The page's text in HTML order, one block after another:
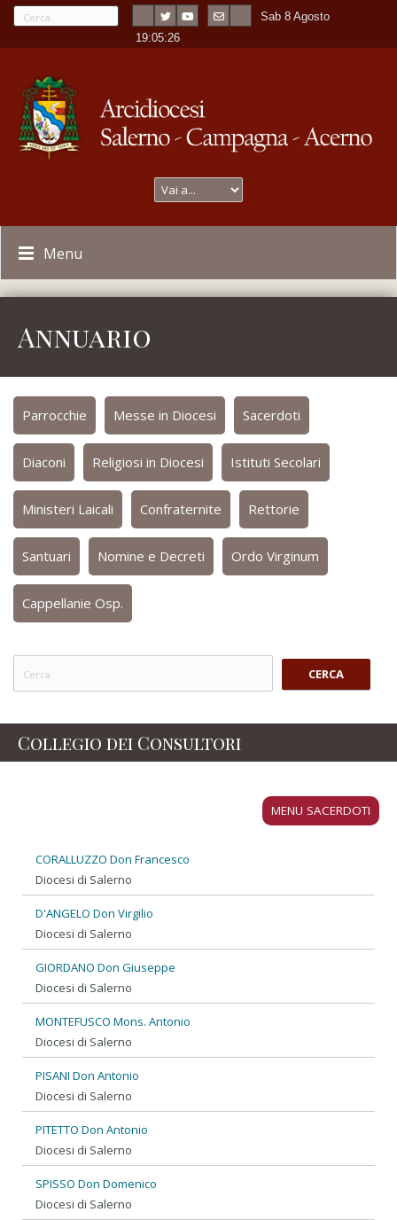
Sab 8 Agosto
19:05:27
Menu
Annuario
Parrocchie Messe in Diocesi Sacerdoti
Diaconi Religiosi in Diocesi Istituti Secolari
Ministeri Laicali Confraternite Rettorie
Santuari Nomine e Decreti Ordo Virginum
Cappellanie Osp.
CERCA
Collegio dei Consultori
MENU SACERDOTI
CORALLUZZO Don Francesco
Diocesi di Salerno
D'ANGELO Don Virgilio
Diocesi di Salerno
GIORDANO Don Giuseppe
Diocesi di Salerno
MONTEFUSCO Mons. Antonio
Diocesi di Salerno
PISANI Don Antonio
Diocesi di Salerno
PITETTO Don Antonio
Diocesi di Salerno
SPISSO Don Domenico
Diocesi di Salerno